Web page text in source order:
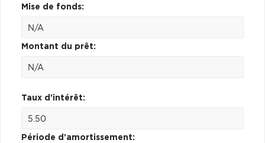
Mise de fonds:
Montant du prêt:
Taux d'intérêt:
Période d'amortissement: